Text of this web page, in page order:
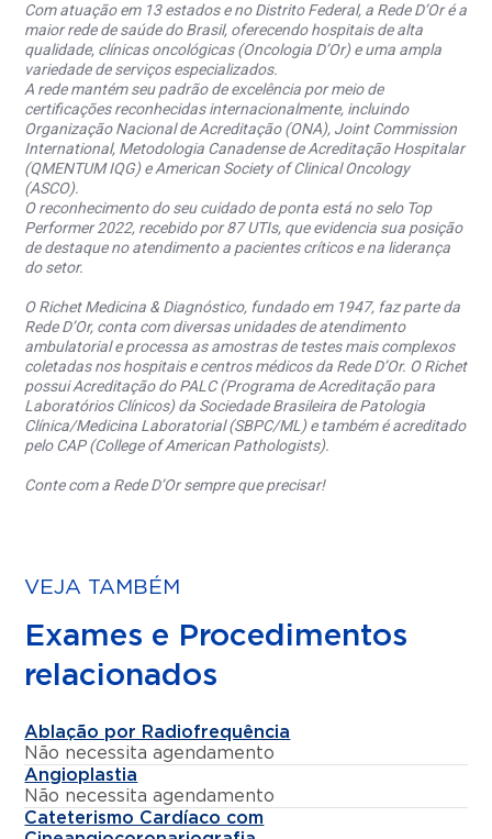
Com atuação em 13 estados e no Distrito Federal, a Rede D’Or é a
maior rede de saúde do Brasil, oferecendo hospitais de alta
qualidade, clínicas oncológicas (Oncologia D’Or) e uma ampla
variedade de serviços especializados.
A rede mantém seu padrão de excelência por meio de
certificações reconhecidas internacionalmente, incluindo
Organização Nacional de Acreditação (ONA), Joint Commission
International, Metodologia Canadense de Acreditação Hospitalar
(QMENTUM IQG) e American Society of Clinical Oncology
(ASCO).
O reconhecimento do seu cuidado de ponta está no selo Top
Performer 2022, recebido por 87 UTIs, que evidencia sua posição
de destaque no atendimento a pacientes críticos e na liderança
do setor.
O Richet Medicina & Diagnóstico, fundado em 1947, faz parte da
Rede D’Or, conta com diversas unidades de atendimento
ambulatorial e processa as amostras de testes mais complexos
coletadas nos hospitais e centros médicos da Rede D’Or. O Richet
possui Acreditação do PALC (Programa de Acreditação para
Laboratórios Clínicos) da Sociedade Brasileira de Patologia
Clínica/Medicina Laboratorial (SBPC/ML) e também é acreditado
pelo CAP (College of American Pathologists).
Conte com a Rede D’Or sempre que precisar!
VEJA TAMBÉM
Exames e Procedimentos
relacionados
Ablação por Radiofrequência
Não necessita agendamento
Angioplastia
Não necessita agendamento
Cateterismo Cardíaco com